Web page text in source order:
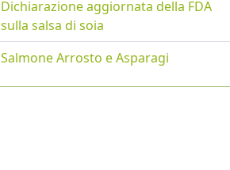
Dichiarazione aggiornata della FDA
sulla salsa di soia
Salmone Arrosto e Asparagi